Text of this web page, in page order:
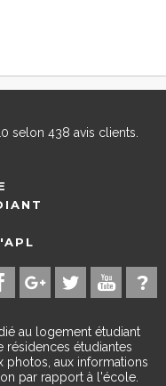
selon 438 avis clients.
au logement étudiant
résidences étudiantes
photos, aux informations
par rapport à l'école.